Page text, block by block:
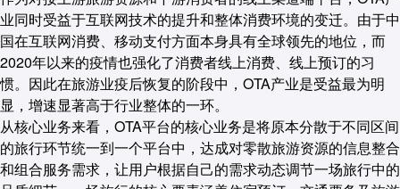
业同时受益于互联网技术的提升和整体消费环境的变迁。由于中
国在互联网消费、移动支付方面本身具有全球领先的地位，而
2020年以来的疫情也强化了消费者线上消费、线上预订的习
惯。因此在旅游业疫后恢复的阶段中，OTA产业是受益最为明
显，增速显著高于行业整体的一环。
从核心业务来看，OTA平台的核心业务是将原本分散于不同区间
的旅行环节统一到一个平台中，达成对零散旅游资源的信息整合
和组合服务需求，让用户根据自己的需求动态调节一场旅行中的